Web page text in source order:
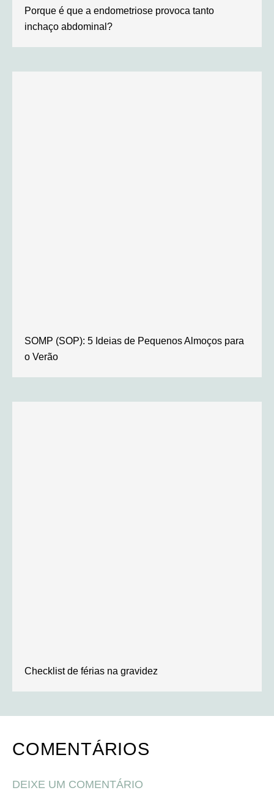
Porque é que a endometriose provoca tanto
inchaço abdominal?
SOMP (SOP): 5 Ideias de Pequenos Almoços para
o Verão
Checklist de férias na gravidez
COMENTÁRIOS
DEIXE UM COMENTÁRIO